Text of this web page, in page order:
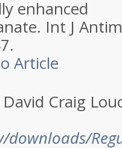
enhanced
Int J
Article
Craig